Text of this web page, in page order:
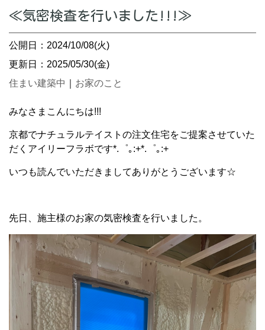
≪気密検査を行いました!!!≫
公開日：2024/10/08(火)
更新日：2025/05/30(金)
住まい建築中
お家のこと
みなさまこんにちは!!!
京都でナチュラルテイストの注文住宅をご提案させていた
だくアイリーフラボです*.゜｡:+*.゜｡:+
いつも読んでいただきましてありがとうございます☆
先日、施主様のお家の気密検査を行いました。